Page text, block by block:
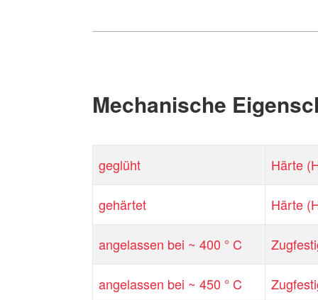
Mechanische
geglüht Härte
gehärtet Härte
angelassen bei ~ 400 ° C
angelassen bei ~ 450 ° C